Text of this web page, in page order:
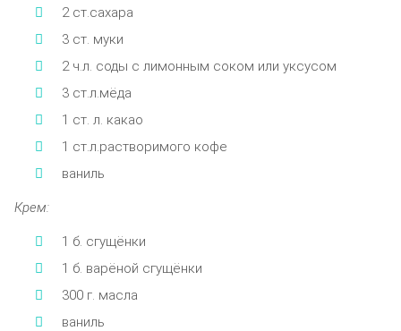
2 ст.сахара
3 ст. муки
2 ч.л. соды с лимонным соком или уксусом
3 ст.л.мёда
1 ст. л. какао
1 ст.л.растворимого кофе
ваниль
Крем:
1 б. сгущёнки
1 б. варёной сгущёнки
300 г. масла
ваниль